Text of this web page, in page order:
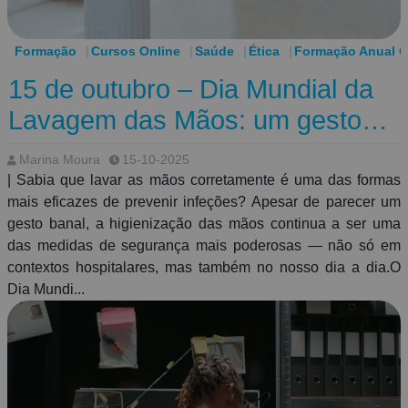
hospitalar - Bioética e direito da saúde - Estratégia e
marketing de serviços de saúde - Gestão da qualidade -
Economia e finanças aplicadas à saúde - Epidemiologia e
BurnoutPorque gerir saúde exige visão global. Exige
capacidade analítica. Exige inteligência emocional. Exige
responsabilidade. Cuidar de pessoas continua a ser a
missão central. Mas cuidar do sistema que permite esse
cuidado é igualmente essencial.Porque quando o sistema é
saudável, todos ganham.
Formação Cursos Online Saúde Ética Formação Anual
15 de outubro – Dia Mundial da
Lavagem das Mãos: um gesto
simples que salva vidas
Marina Moura 15-10-2025
| Sabia que lavar as mãos corretamente é uma das formas
mais eficazes de prevenir infeções? Apesar de parecer um
gesto banal, a higienização das mãos continua a ser uma
das medidas de segurança mais poderosas — não só em
contextos hospitalares, mas também no nosso dia a dia.O
Dia Mundi...